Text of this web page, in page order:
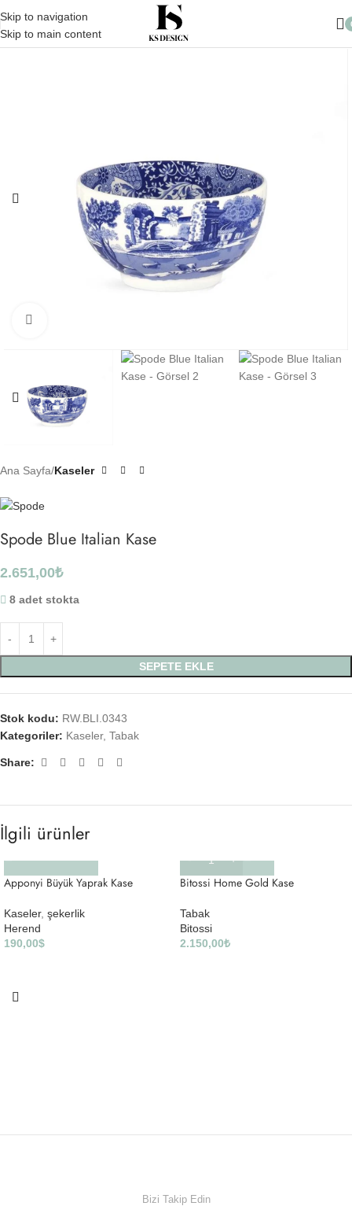
Skip to navigation
Skip to main content
10.000 TL üzeri Alışverişlerinizde Kargo Ücretsiz
Ana Sayfa Kaseler
Spode Blue Italian Kase
2.651,00₺
8 adet stokta
SEPETE EKLE
Stok kodu: RW.BLI.0343
Kategoriler: Kaseler, Tabak
Share:
İlgili ürünler
Apponyi Büyük Yaprak Kase
Kaseler, şekerlik
Herend
190,00$
Bitossi Home Gold Kase
Tabak
Bitossi
2.150,00₺
Bizi Takip Edin